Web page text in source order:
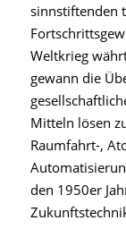
sinnstiftenden
Weltkrieg
gewann die
Mitteln lösen
Raumfahrt-,
den 1950er